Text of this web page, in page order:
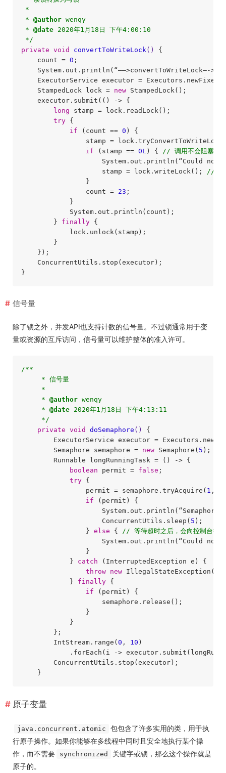
*
* @author wenqy
* @date 2020年1月18日 下午4:00:10
*/
private void convertToWriteLock ()
{
    count =
0 ;
System.out.println(“—–>convertToWriteLock—-
ExecutorService executor =
    StampedLock lock =
new StampedLock();
    executor.submit(() -> {
long stamp = lock.readLock();
try {
if (count == 0 ) {
stamp =
if (stamp == 0L ) {
// 调用不会阻塞，但
System.out.println(“Could not
                    stamp = lock.writeLock();
// 阻
                }
                count =
23 ;
            }
            System.out.println(count);
        }
finally {
            lock.unlock(stamp);
        }
    });
    ConcurrentUtils.stop(executor);
信号量
除了锁之外，并发API也支持计数的信号量。不过锁通常用于变
量或资源的互斥访问，信号量可以维护整体的准入许可。
/**
     * 信号量
     *
     *
@author wenqy
     *
@date 2020年1月18日 下午4:13:11
     */
private void doSemaphore ()
{
ExecutorService executor =
        Semaphore semaphore =
new Semaphore( 5 );
        Runnable longRunningTask = () -> {
boolean permit = false ;
try {
                permit = semaphore.tryAcquire(
1 ,
if (permit) {
System.out.println(“Semaphore
                    ConcurrentUtils.sleep(
5 );
                }
else {
// 等待超时之后，会向控制台打
System.out.println(“Could not
                }
            }
catch (InterruptedException e) {
throw
new
            }
finally {
if (permit) {
                    semaphore.release();
                }
            }
        };
        IntStream.range(
0 , 10 )
.forEach(i ->
        ConcurrentUtils.stop(executor);
原子变量
java.concurrent.atomic
包包含了许多实用的类，用于执
行原子操作。如果你能够在多线程中同时且安全地执行某个操
作，而不需要
synchronized
关键字或锁，那么这个操作就是
原子的。